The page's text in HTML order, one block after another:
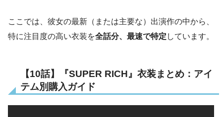
ここでは、彼女の最新（または主要な）出演作の中から、
特に注目度の高い衣装を全話分、最速で特定 しています。
【10話】『SUPER RICH』衣装まとめ：アイ
テム別購入ガイド